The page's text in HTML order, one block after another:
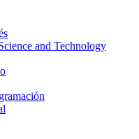
and Technology